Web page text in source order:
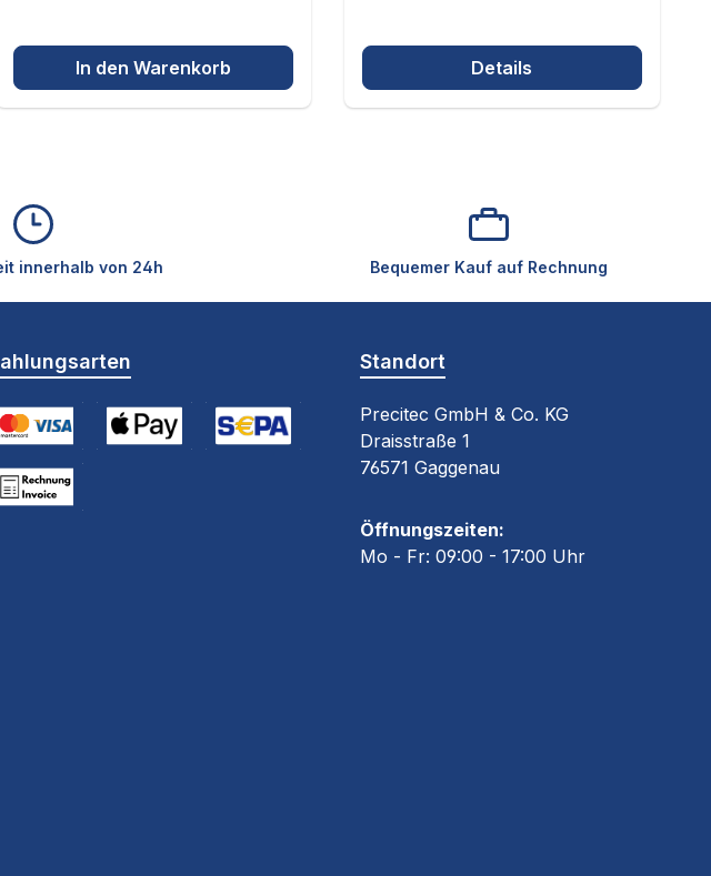
In den Warenkorb Details
innerhalb von 24h Bequemer Kauf auf Rechnung
(via Stripe)
Apple Pay / Google Pay (via Stripe)
SEPA-Lastschrift (via Stripe)
Standort
Precitec GmbH & Co. KG
Draisstraße 1
76571 Gaggenau
Öffnungszeiten:
Mo - Fr: 09:00 - 17:00 Uhr